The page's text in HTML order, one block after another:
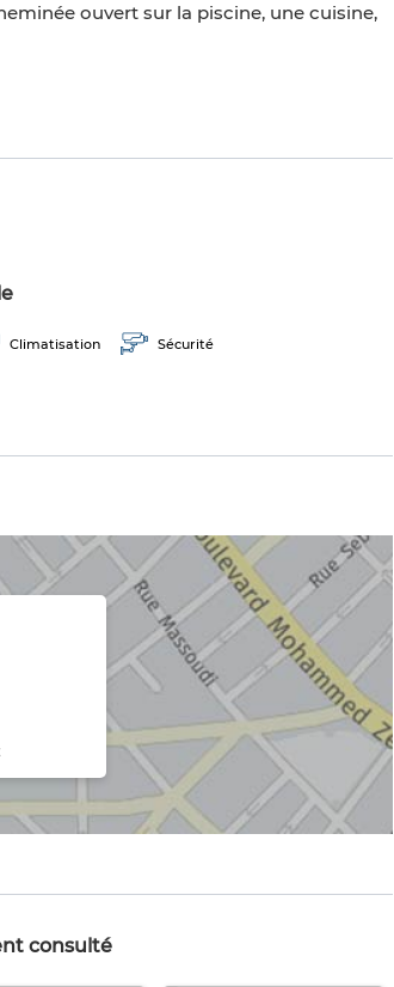
ouvert sur la piscine, une cuisine,
Climatisation Sécurité
consulté